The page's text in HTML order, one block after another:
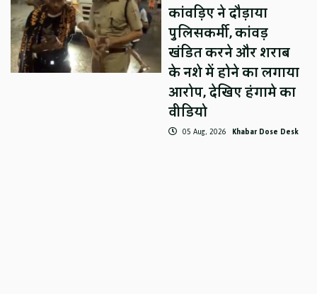
कांवड़िए ने दौड़ाया
पुलिसकर्मी, कांवड़
खंडित करने और शराब
के नशे में होने का लगाया
आरोप, देखिए हंगामे का
वीडियो
05 Aug, 2026 Khabar Dose Desk